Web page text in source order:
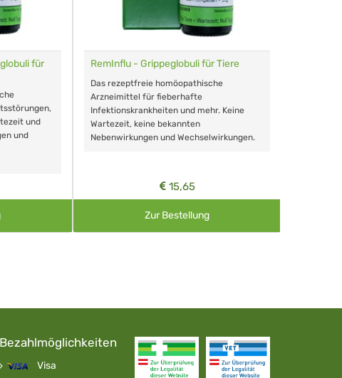
für
und
und
RemInflu - Grippeglobuli für Tiere
Das rezeptfreie homöopathische
Arzneimittel für fieberhafte
Infektionskrankheiten und mehr. Keine
Wartezeit, keine bekannten
Nebenwirkungen und Wechselwirkungen.
15,65
Zur Bestellung
Bezahlmöglichkeiten
Visa